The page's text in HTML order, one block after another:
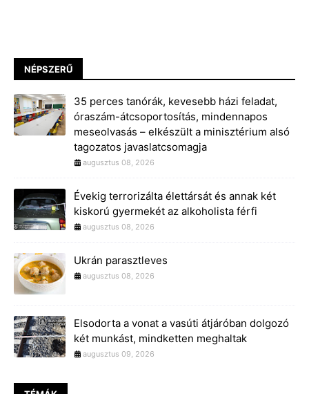
NÉPSZERŰ
35 perces tanórák, kevesebb házi feladat,
óraszám-átcsoportosítás, mindennapos
meseolvasás – elkészült a minisztérium alsó
tagozatos javaslatcsomagja
augusztus 08, 2026
Évekig terrorizálta élettársát és annak két
kiskorú gyermekét az alkoholista férfi
augusztus 08, 2026
Ukrán parasztleves
augusztus 08, 2026
Elsodorta a vonat a vasúti átjáróban dolgozó
két munkást, mindketten meghaltak
augusztus 09, 2026